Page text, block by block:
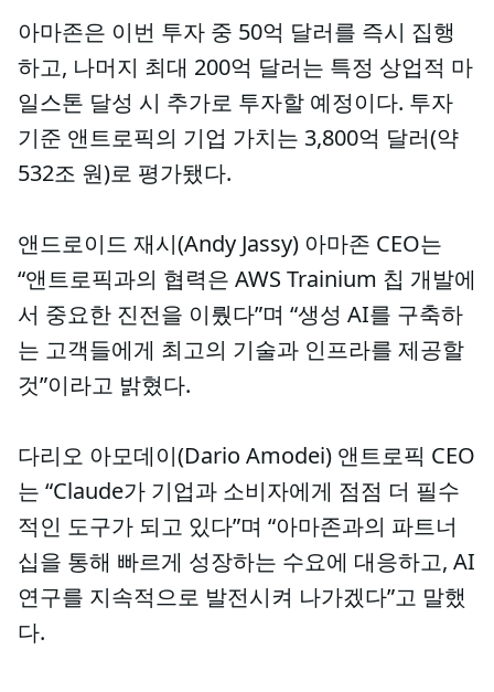
아마존은 이번 투자 중 50억 달러를 즉시 집행
하고, 나머지 최대 200억 달러는 특정 상업적 마
일스톤 달성 시 추가로 투자할 예정이다. 투자
기준 앤트로픽의 기업 가치는 3,800억 달러(약
532조 원)로 평가됐다.
앤드로이드 재시(Andy Jassy) 아마존 CEO는
“앤트로픽과의 협력은 AWS Trainium 칩 개발에
서 중요한 진전을 이뤘다”며 “생성 AI를 구축하
는 고객들에게 최고의 기술과 인프라를 제공할
것”이라고 밝혔다.
다리오 아모데이(Dario Amodei) 앤트로픽 CEO
는 “Claude가 기업과 소비자에게 점점 더 필수
적인 도구가 되고 있다”며 “아마존과의 파트너
십을 통해 빠르게 성장하는 수요에 대응하고, AI
연구를 지속적으로 발전시켜 나가겠다”고 말했
다.